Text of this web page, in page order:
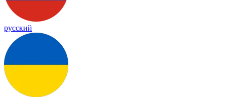
русский